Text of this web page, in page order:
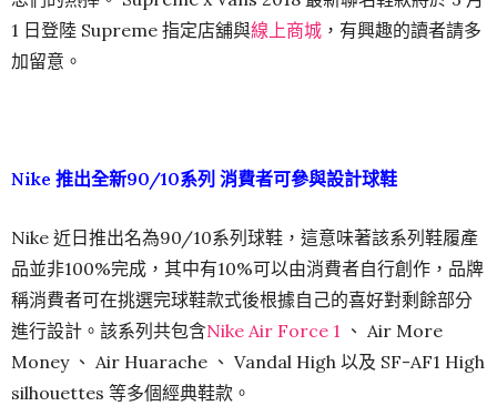
1 日登陸 Supreme 指定店舖與線上商城 ，有興趣的讀者請多
加留意。
Nike 推出全新90/10系列 消費者可參與設計球鞋
Nike 近日推出名為90/10系列球鞋，這意味著該系列鞋履產
品並非100%完成，其中有10%可以由消費者自行創作，品牌
稱消費者可在挑選完球鞋款式後根據自己的喜好對剩餘部分
進行設計。該系列共包含Nike Air Force 1 、 Air More
Money 、 Air Huarache 、 Vandal High 以及 SF-AF1 High
silhouettes 等多個經典鞋款。